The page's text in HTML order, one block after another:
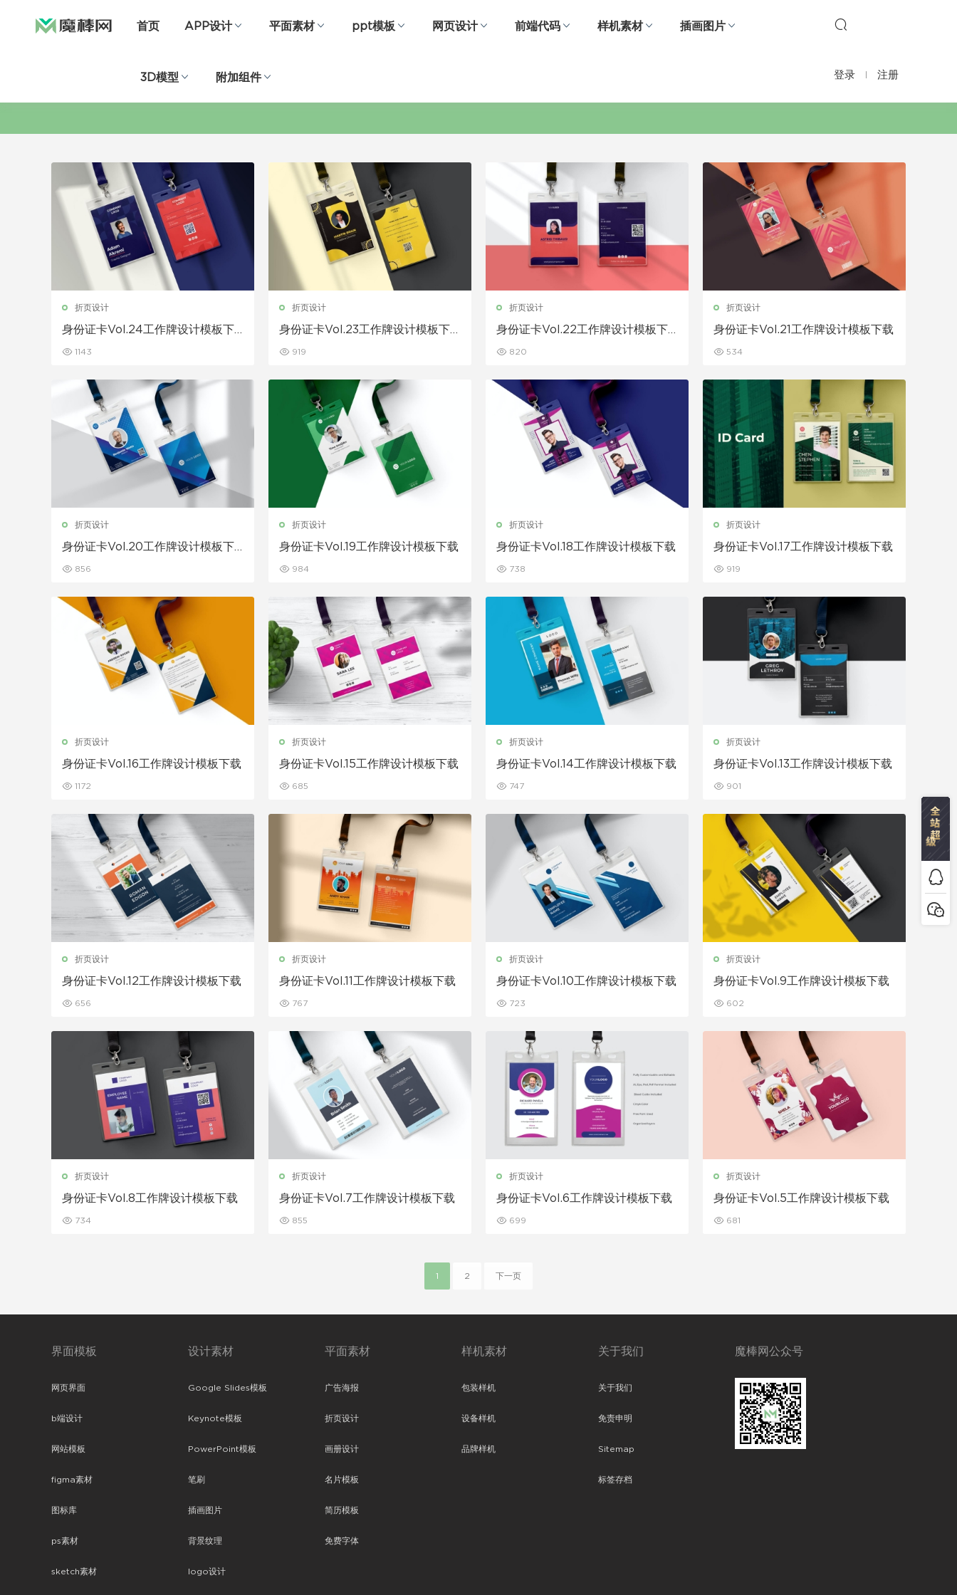
首页 APP设计 平面素材 ppt模板 网页设计 前端代码 样机素材 插画图片
3D模型 附加组件 登录 注册
折页设计
身份证卡Vol.24工作牌设计模板下
1143
折页设计
身份证卡Vol.23工作牌设计模板下
919
折页设计
身份证卡Vol.22工作牌设计模板下
820
折页设计
身份证卡Vol.21工作牌设计模板下载
534
折页设计
身份证卡Vol.20工作牌设计模板下
856
折页设计
身份证卡Vol.19工作牌设计模板下载
984
折页设计
身份证卡Vol.18工作牌设计模板下载
738
折页设计
身份证卡Vol.17工作牌设计模板下载
919
折页设计
身份证卡Vol.16工作牌设计模板下载
1172
折页设计
身份证卡Vol.15工作牌设计模板下载
685
折页设计
身份证卡Vol.14工作牌设计模板下载
747
折页设计
身份证卡Vol.13工作牌设计模板下载
901
折页设计
身份证卡Vol.12工作牌设计模板下载
656
折页设计
身份证卡Vol.11工作牌设计模板下载
767
折页设计
身份证卡Vol.10工作牌设计模板下载
723
折页设计
身份证卡Vol.9工作牌设计模板下载
602
折页设计
身份证卡Vol.8工作牌设计模板下载
734
折页设计
身份证卡Vol.7工作牌设计模板下载
855
折页设计
身份证卡Vol.6工作牌设计模板下载
699
折页设计
身份证卡Vol.5工作牌设计模板下载
681
1 2 下一页
界面模板
网页界面
b端设计
网站模板
figma素材
图标库
ps素材
sketch素材
设计素材
Google Slides模板
Keynote模板
PowerPoint模板
笔刷
插画图片
背景纹理
logo设计
平面素材
广告海报
折页设计
画册设计
名片模板
简历模板
免费字体
样机素材
包装样机
设备样机
品牌样机
关于我们
关于我们
免责申明
Sitemap
标签存档
魔棒网公众号